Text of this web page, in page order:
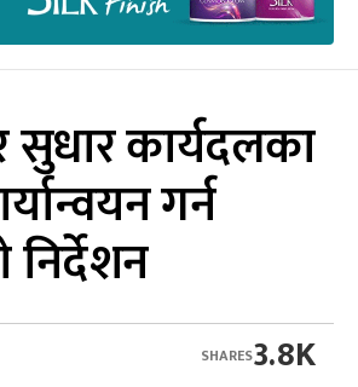
कार्यदलका
गर्न
3.8K
SHARES